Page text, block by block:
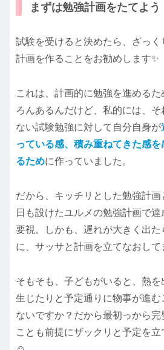
まずは勉強計画をたてよう
試験を受けると決めたら、ざっ
計画を作ることをお勧めします✨
これは、計画的に勉強を進める
ろんあるんだけど、私的には、そ
ない試験勉強に対して自分自身が
っている感、積み重ねてきた感
るために作っていました。
だから、キッチリとした勉強計
日も設けたユルメの勉強計画で
要視。しかも、遅れが大きく出
に、サッサと計画を立てなおして
そもそも、子どもがいると、熱
生じたりと予定通りに物事が進む
ないですか？だから最初っから
ことも前提にザックリと予定を立